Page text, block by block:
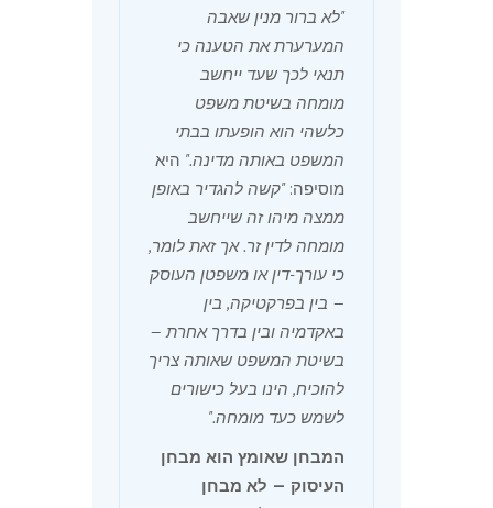
"לא ברור מנין שאבה
המערערת את הטענה כי
תנאי לכך שעד ייחשב
מומחה בשיטת משפט
כלשהי הוא הופעתו בבתי
המשפט באותה מדינה." היא
מוסיפה:"קשה להגדיר באופן
ממצה מיהו זה שייחשב
מומחה לדין זר. אך זאת לומר,
כי עורך-דין או משפטן העוסק
— בין בפרקטיקה, בין
באקדמיה ובין בדרך אחרת —
בשיטת המשפט שאותה צריך
להוכיח, הינו בעל כישורים
לשמש כעד מומחה."
המבחן שאומץ הוא מבחן
העיסוק — לא מבחן